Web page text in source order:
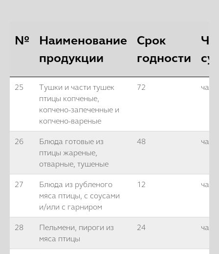
№
Наименование
продукции
Срок
годности
25
Тушки и части тушек
птицы копченые,
копчено-запеченные и
копчено-вареные
72 часа
26
Блюда готовые из
птицы жареные,
отварные, тушеные
48
27
Блюда из рубленого
мяса птицы, с соусами
и/или с гарниром
12
28
Пельмени, пироги из
мяса птицы
24 часа